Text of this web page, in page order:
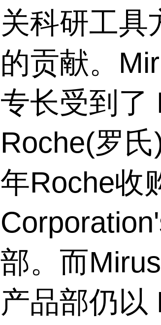
关科研工具
的贡献。
专长受到了
Roche(罗
年Roche收
部。而
产品部仍以